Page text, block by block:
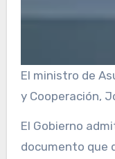
El ministro de
y Cooperación,
El Gobierno admite por primera vez en un
documento que